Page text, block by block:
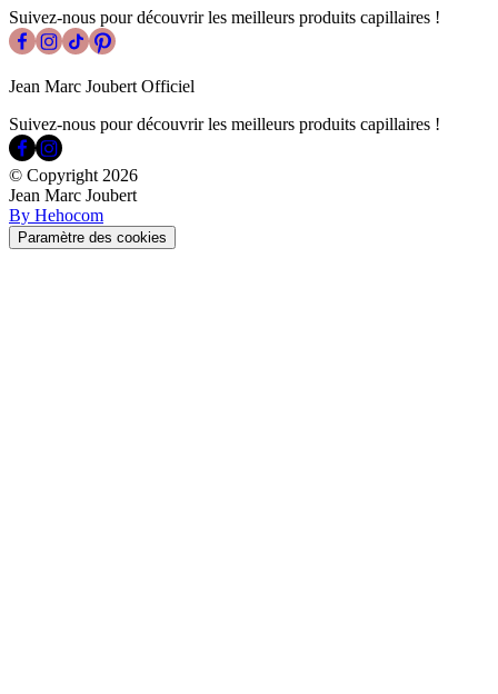
Suivez-nous pour découvrir les meilleurs produits capillaires !
Jean Marc Joubert Officiel
Suivez-nous pour découvrir les meilleurs produits capillaires !
© Copyright 2026
Jean Marc Joubert
By Hehocom
Paramètre des cookies